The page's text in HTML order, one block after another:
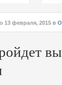
13 февраля, 2015 в